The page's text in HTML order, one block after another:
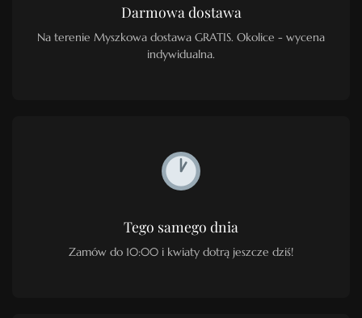
Darmowa dostawa
Na terenie Myszkowa dostawa GRATIS. Okolice - wycena
indywidualna.
Tego samego dnia
Zamów do 10:00 i kwiaty dotrą jeszcze dziś!